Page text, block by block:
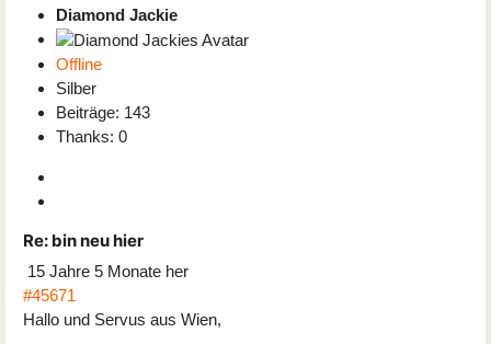
Diamond Jackie
Offline
Silber
Beiträge: 143
Thanks: 0
Re: bin neu hier
15 Jahre 5 Monate her
#45671
Hallo und Servus aus Wien,